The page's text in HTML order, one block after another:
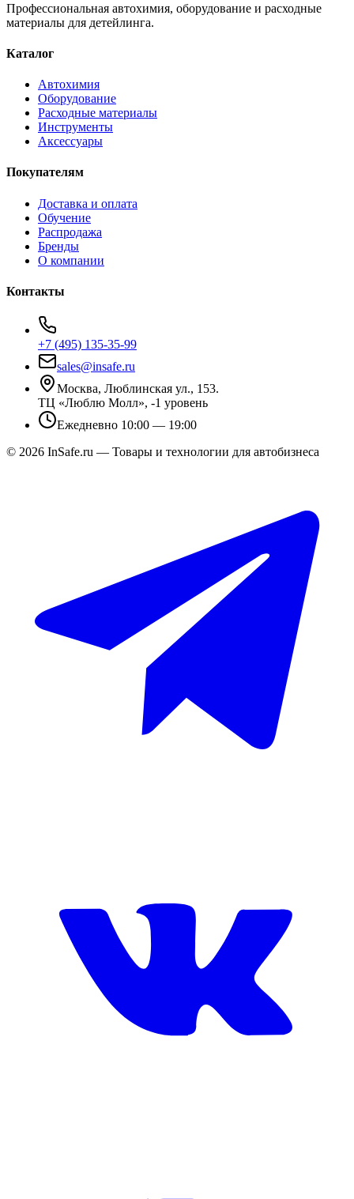
Профессиональная автохимия, оборудование и расходные
материалы для детейлинга.
Каталог
Автохимия
Оборудование
Расходные материалы
Инструменты
Аксессуары
Покупателям
Доставка и оплата
Обучение
Распродажа
Бренды
О компании
Контакты
+7 (495) 135-35-99
sales@insafe.ru
Москва, Люблинская ул., 153.
ТЦ «Люблю Молл», -1 уровень
Ежедневно 10:00 — 19:00
© 2026 InSafe.ru — Товары и технологии для автобизнеса